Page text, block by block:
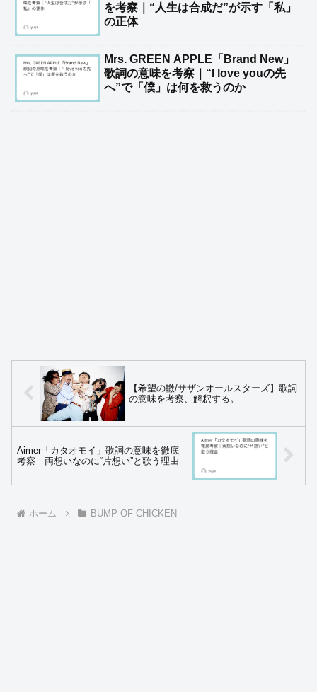
を考察｜“人生は合成だ”が示す「私」
の正体
Mrs. GREEN APPLE「Brand New」
歌詞の意味を考察｜“I love youの先
へ”で「僕」は何を救うのか
【希望の轍/サザンオールスターズ】歌詞
の意味を考察、解釈する。
Aimer「カタオモイ」歌詞の意味を徹底
考察｜両想いなのに“片想い”と歌う理由
ホーム BUMP OF CHICKEN